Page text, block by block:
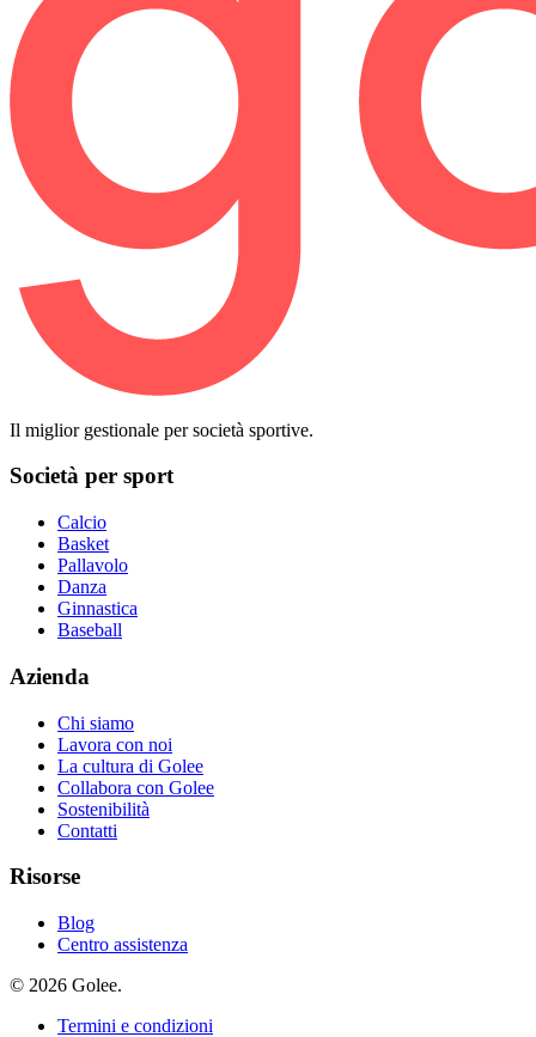
Il miglior gestionale per società sportive.
Società per sport
Calcio
Basket
Pallavolo
Danza
Ginnastica
Baseball
Azienda
Chi siamo
Lavora con noi
La cultura di Golee
Collabora con Golee
Sostenibilità
Contatti
Risorse
Blog
Centro assistenza
© 2026 Golee.
Termini e condizioni